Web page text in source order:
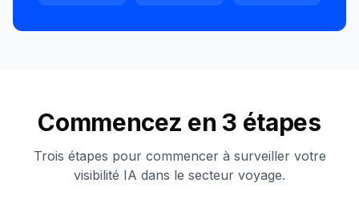
Commencez en 3 étapes
Trois étapes pour commencer à surveiller votre
visibilité IA dans le secteur voyage.